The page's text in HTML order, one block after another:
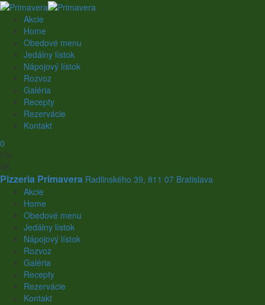
Akcie
Home
Obedové menu
Jedálny lístok
Nápojový lístok
Rozvoz
Galéria
Recepty
Rezervácie
Kontakt
0
EN
SK
Pizzeria Primavera Radlinského 39, 811 07 Bratislava
Akcie
Home
Obedové menu
Jedálny lístok
Nápojový lístok
Rozvoz
Galéria
Recepty
Rezervácie
Kontakt